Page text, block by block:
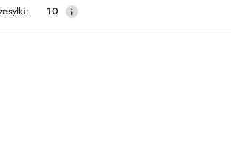
10